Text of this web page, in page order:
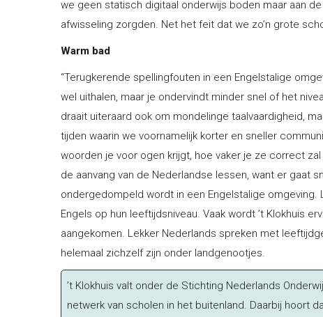
we geen statisch digitaal onderwijs boden maar aan
afwisseling zorgden. Net het feit dat we zo’n grote
Warm bad
“Terugkerende spellingfouten in een Engelstalige
wel uithalen, maar je ondervindt minder snel of het
draait uiteraard ook om mondelinge taalvaardigheid,
tijden waarin we voornamelijk korter en sneller
woorden je voor ogen krijgt, hoe vaker je ze correct
de aanvang van de Nederlandse lessen, want er gaat
ondergedompeld wordt in een Engelstalige
Engels op hun leeftijdsniveau. Vaak wordt ’t Klokhuis
aangekomen. Lekker Nederlands spreken met
helemaal zichzelf zijn onder landgenootjes.
’t Klokhuis valt onder de Stichting Nederlands
netwerk van scholen in het buitenland. Daarbij hoort